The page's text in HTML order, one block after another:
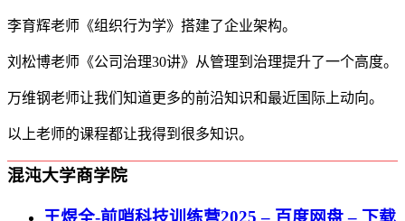
李育辉老师《组织行为学》搭建了企业架构。
刘松博老师《公司治理30讲》从管理到治理提升了一个高度。
万维钢老师让我们知道更多的前沿知识和最近国际上动向。
以上老师的课程都让我得到很多知识。
混沌大学商学院
王煜全-前哨科技训练营2025 – 百度网盘 – 下载